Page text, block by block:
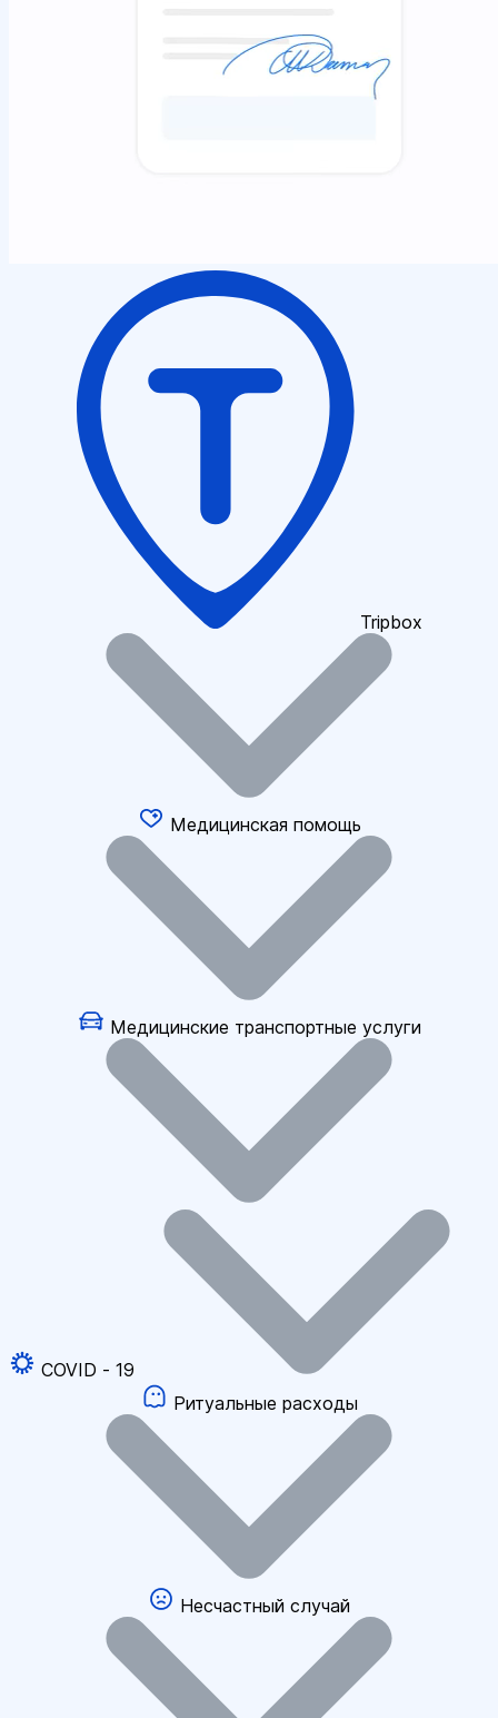
Tripbox
Медицинская помощь
Медицинские транспортные услуги
COVID - 19
Ритуальные расходы
Несчастный случай